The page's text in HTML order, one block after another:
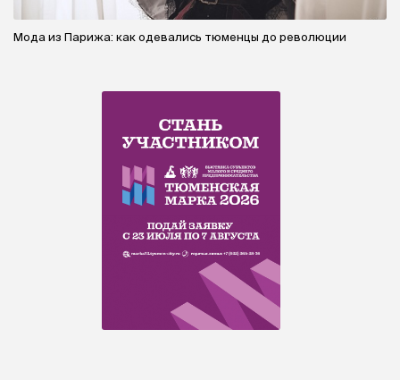
Мода из Парижа: как одевались тюменцы до революции